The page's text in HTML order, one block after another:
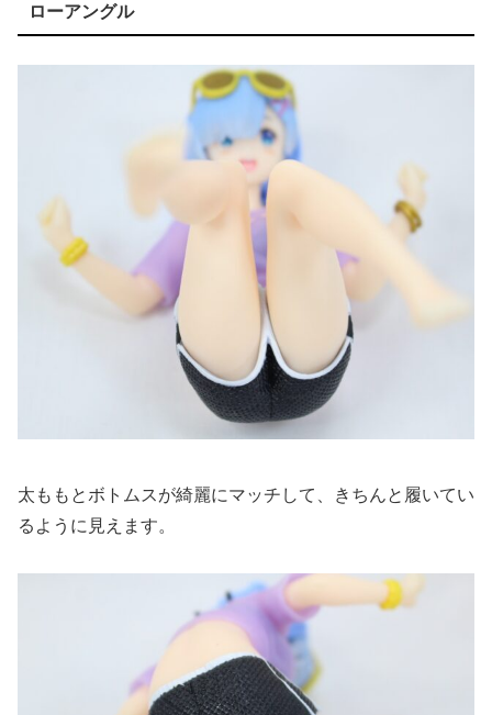
ローアングル
太ももとボトムスが綺麗にマッチして、きちんと履いてい
るように見えます。